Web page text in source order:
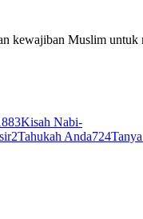
kewajiban Muslim untuk
Kisah Nabi-
2Tahukah Anda724